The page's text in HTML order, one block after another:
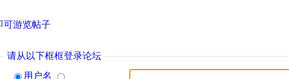
可游览帖子
请从以下框框登录论坛
用户名